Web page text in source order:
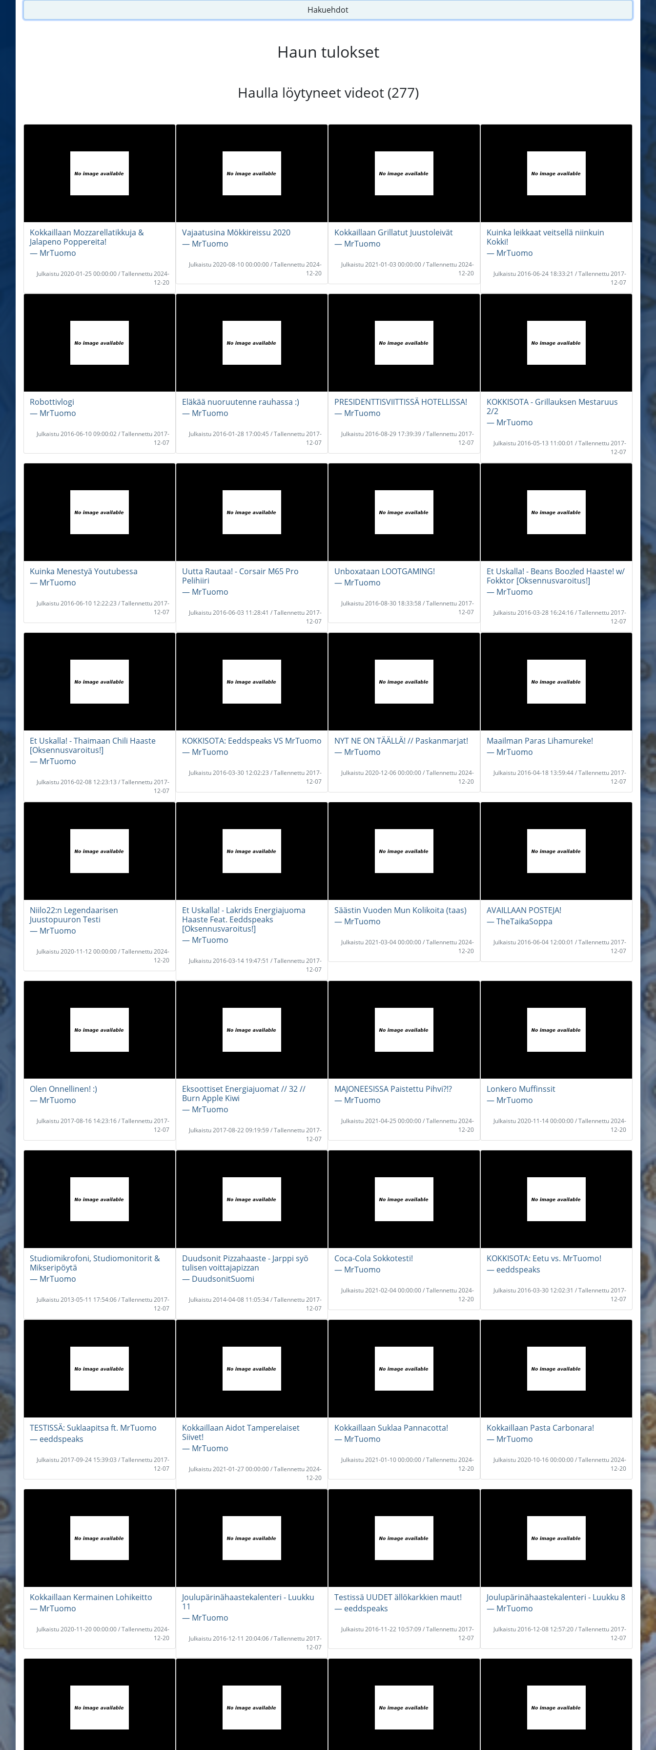
Hakuehdot
Haun tulokset
Haulla löytyneet videot (277)
Kokkaillaan Mozzarellatikkuja &
Jalapeno Poppereita!
― MrTuomo
Julkaistu 2020-01-25 00:00:00 / Tallennettu 2024-
12-20
Vajaatusina Mökkireissu 2020
― MrTuomo
Julkaistu 2020-08-10 00:00:00 / Tallennettu 2024-
12-20
Kokkaillaan Grillatut Juustoleivät
― MrTuomo
Julkaistu 2021-01-03 00:00:00 / Tallennettu 2024-
12-20
Kuinka leikkaat veitsellä niinkuin
Kokki!
― MrTuomo
Julkaistu 2016-06-24 18:33:21 / Tallennettu 2017-
12-07
Robottivlogi
― MrTuomo
Julkaistu 2016-06-10 09:00:02 / Tallennettu 2017-
12-07
Eläkää nuoruutenne rauhassa :)
― MrTuomo
Julkaistu 2016-01-28 17:00:45 / Tallennettu 2017-
12-07
PRESIDENTTISVIITTISSÄ HOTELLISSA!
― MrTuomo
Julkaistu 2016-08-29 17:39:39 / Tallennettu 2017-
12-07
KOKKISOTA - Grillauksen Mestaruus
2/2
― MrTuomo
Julkaistu 2016-05-13 11:00:01 / Tallennettu 2017-
12-07
Kuinka Menestyä Youtubessa
― MrTuomo
Julkaistu 2016-06-10 12:22:23 / Tallennettu 2017-
12-07
Uutta Rautaa! - Corsair M65 Pro
Pelihiiri
― MrTuomo
Julkaistu 2016-06-03 11:28:41 / Tallennettu 2017-
12-07
Unboxataan LOOTGAMING!
― MrTuomo
Julkaistu 2016-08-30 18:33:58 / Tallennettu 2017-
12-07
Et Uskalla! - Beans Boozled Haaste! w/
Fokktor [Oksennusvaroitus!]
― MrTuomo
Julkaistu 2016-03-28 16:24:16 / Tallennettu 2017-
12-07
Et Uskalla! - Thaimaan Chili Haaste
[Oksennusvaroitus!]
― MrTuomo
Julkaistu 2016-02-08 12:23:13 / Tallennettu 2017-
12-07
KOKKISOTA: Eeddspeaks VS MrTuomo
― MrTuomo
Julkaistu 2016-03-30 12:02:23 / Tallennettu 2017-
12-07
NYT NE ON TÄÄLLÄ! // Paskanmarjat!
― MrTuomo
Julkaistu 2020-12-06 00:00:00 / Tallennettu 2024-
12-20
Maailman Paras Lihamureke!
― MrTuomo
Julkaistu 2016-04-18 13:59:44 / Tallennettu 2017-
12-07
Niilo22:n Legendaarisen
Juustopuuron Testi
― MrTuomo
Julkaistu 2020-11-12 00:00:00 / Tallennettu 2024-
12-20
Et Uskalla! - Lakrids Energiajuoma
Haaste Feat. Eeddspeaks
[Oksennusvaroitus!]
― MrTuomo
Julkaistu 2016-03-14 19:47:51 / Tallennettu 2017-
12-07
Säästin Vuoden Mun Kolikoita (taas)
― MrTuomo
Julkaistu 2021-03-04 00:00:00 / Tallennettu 2024-
12-20
AVAILLAAN POSTEJA!
― TheTaikaSoppa
Julkaistu 2016-06-04 12:00:01 / Tallennettu 2017-
12-07
Olen Onnellinen! :)
― MrTuomo
Julkaistu 2017-08-16 14:23:16 / Tallennettu 2017-
12-07
Eksoottiset Energiajuomat // 32 //
Burn Apple Kiwi
― MrTuomo
Julkaistu 2017-08-22 09:19:59 / Tallennettu 2017-
12-07
MAJONEESISSA Paistettu Pihvi?!?
― MrTuomo
Julkaistu 2021-04-25 00:00:00 / Tallennettu 2024-
12-20
Lonkero Muffinssit
― MrTuomo
Julkaistu 2020-11-14 00:00:00 / Tallennettu 2024-
12-20
Studiomikrofoni, Studiomonitorit &
Mikseripöytä
― MrTuomo
Julkaistu 2013-05-11 17:54:06 / Tallennettu 2017-
12-07
Duudsonit Pizzahaaste - Jarppi syö
tulisen voittajapizzan
― DuudsonitSuomi
Julkaistu 2014-04-08 11:05:34 / Tallennettu 2017-
12-07
Coca-Cola Sokkotesti!
― MrTuomo
Julkaistu 2021-02-04 00:00:00 / Tallennettu 2024-
12-20
KOKKISOTA: Eetu vs. MrTuomo!
― eeddspeaks
Julkaistu 2016-03-30 12:02:31 / Tallennettu 2017-
12-07
TESTISSÄ: Suklaapitsa ft. MrTuomo
― eeddspeaks
Julkaistu 2017-09-24 15:39:03 / Tallennettu 2017-
12-07
Kokkaillaan Aidot Tamperelaiset
Siivet!
― MrTuomo
Julkaistu 2021-01-27 00:00:00 / Tallennettu 2024-
12-20
Kokkaillaan Suklaa Pannacotta!
― MrTuomo
Julkaistu 2021-01-10 00:00:00 / Tallennettu 2024-
12-20
Kokkaillaan Pasta Carbonara!
― MrTuomo
Julkaistu 2020-10-16 00:00:00 / Tallennettu 2024-
12-20
Kokkaillaan Kermainen Lohikeitto
― MrTuomo
Julkaistu 2020-11-20 00:00:00 / Tallennettu 2024-
12-20
Joulupärinähaastekalenteri - Luukku
11
― MrTuomo
Julkaistu 2016-12-11 20:04:06 / Tallennettu 2017-
12-07
Testissä UUDET ällökarkkien maut!
― eeddspeaks
Julkaistu 2016-11-22 10:57:09 / Tallennettu 2017-
12-07
Joulupärinähaastekalenteri - Luukku 8
― MrTuomo
Julkaistu 2016-12-08 12:57:20 / Tallennettu 2017-
12-07